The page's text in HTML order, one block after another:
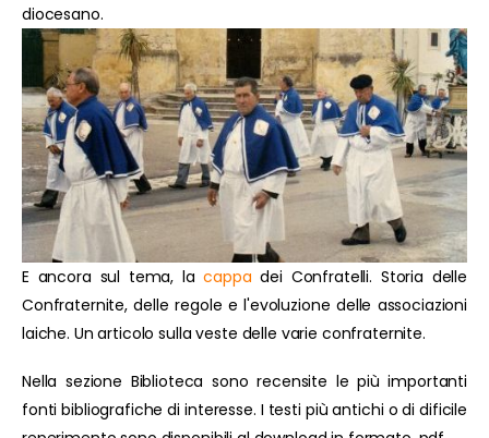
diocesano.
E ancora sul tema, lacappa dei Confratelli. Storia delle
Confraternite, delle regole e l'evoluzione delle associazioni
laiche. Un articolo sulla veste delle varie confraternite.
Nella sezione Biblioteca sono recensite le più importanti
fonti bibliografiche di interesse. I testi più antichi o di dificile